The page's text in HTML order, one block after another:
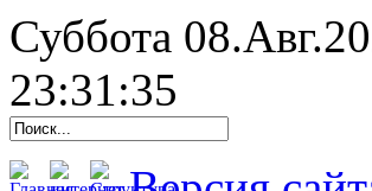
Суббота
23:31:36